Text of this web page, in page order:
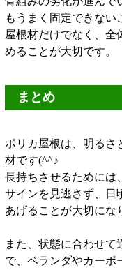
もうまく固定できない
屋根材だけでなく、全
めることが大切です。
まとめ
ポリカ屋根は、明るさ
材です(^^♪
長持ちさせるためには
サインを見逃さず、日
あげることが大切にな
また、状態に合わせて
で、ベランダやカーポ